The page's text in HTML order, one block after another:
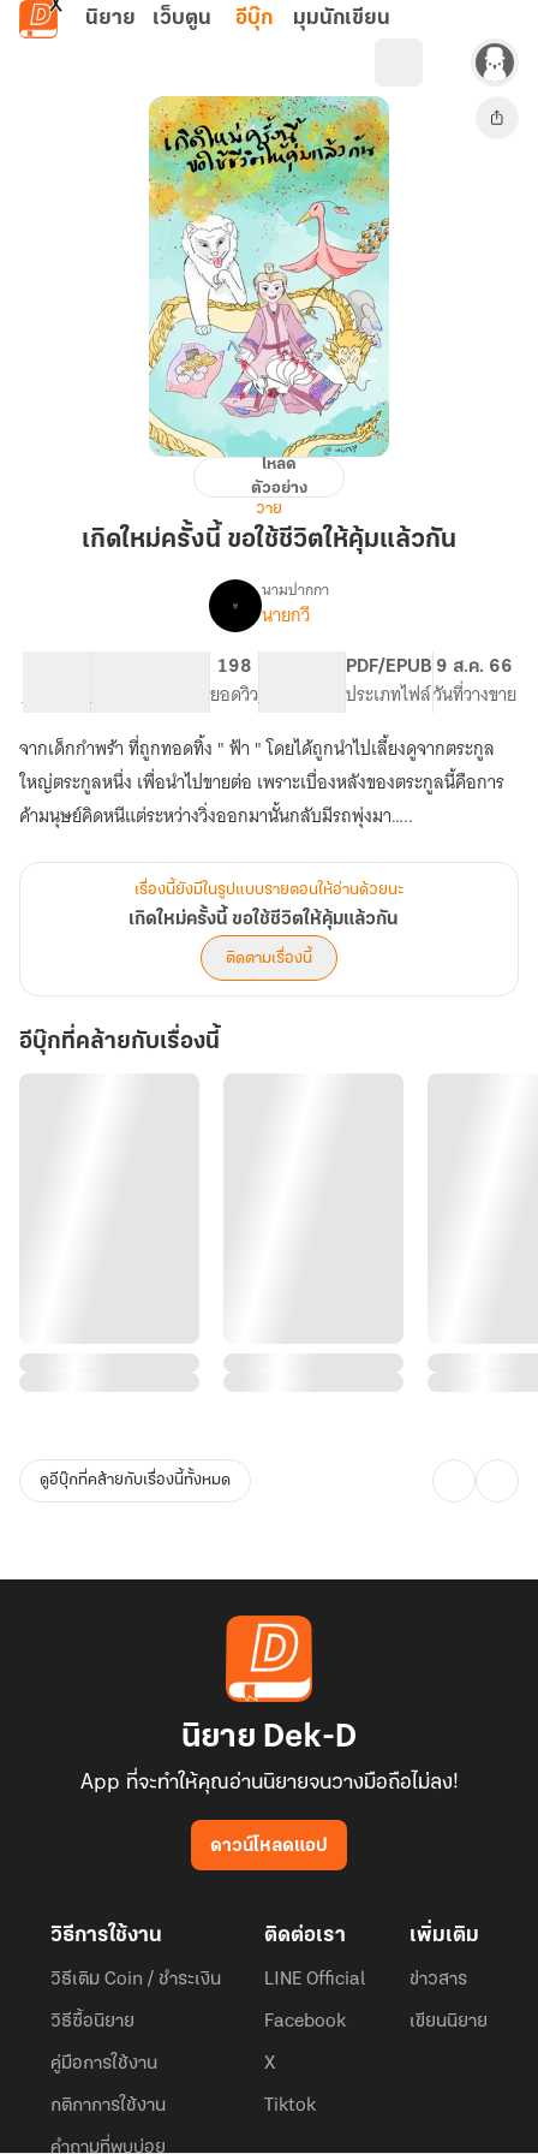
ข้ามไปยังเนื้อหาหลัก
นิยาย เว็บตูน อีบุ๊ก มุมนักเขียน
ครั้ง
กัน
โหลด
ตัวอย่าง
วาย
เกิดใหม่ครั้งนี้ ขอใช้ชีวิตให้คุ้มแล้วกัน
เรื่อง
ขอ
ใช้
ชีวิต
ให้
คุ้ม
กัน
นามปากกา
นายกวี
จำนวนคำ จำนวนหน้า (A5)
198
ยอดวิวระดับเนื้อหา
PDF/EPUB
ประเภทไฟล์
9 ส.ค. 66
วันที่วางขาย
จากเด็กกำพร้า ที่ถูกทอดทิ้ง " ฟ้า " โดยได้ถูกนำไปเลี้ยงดูจากตระกูล
ใหญ่ตระกูลหนึ่ง เพื่อนำไปขายต่อ เพราะเบื่องหลังของตระกูลนี้คือการ
ค้ามนุษย์คิดหนีแต่ระหว่างวิ่งออกมานั้นกลับมีรถพุ่งมา…..
เรื่องนี้ยังมีในรูปแบบรายตอนให้อ่านด้วยนะ
เกิดใหม่ครั้งนี้ ขอใช้ชีวิตให้คุ้มแล้วกัน
ติดตามเรื่องนี้
อีบุ๊กที่คล้ายกับเรื่องนี้
ดูอีบุ๊กที่คล้ายกับเรื่องนี้ทั้งหมด
นิยาย Dek-D
App ที่จะทำให้คุณอ่านนิยายจนวางมือถือไม่ลง!
ดาวน์โหลดแอป
วิธีการใช้งาน
วิธีเติม Coin / ชำระเงิน
วิธีซื้อนิยาย
คู่มือการใช้งาน
กติกาการใช้งาน
คำถามที่พบบ่อย
ติดต่อเรา
LINE Official
Facebook
X
Tiktok
เพิ่มเติม
ข่าวสาร
เขียนนิยาย